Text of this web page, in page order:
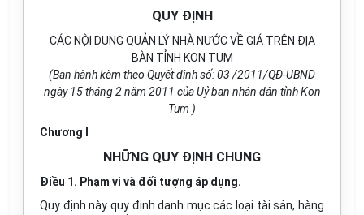
QUY ĐỊNH
CÁC NỘI DUNG QUẢN LÝ NHÀ NƯỚC VỀ GIÁ TRÊN ĐỊA
BÀN TỈNH KON TUM
(Ban hành kèm theo Quyết định số: 03 /2011/QĐ-UBND
ngày 15 tháng 2 năm 2011 của Uỷ ban nhân dân tỉnh Kon
Tum )
Chương I
NHỮNG QUY ĐỊNH CHUNG
Điều 1. Phạm vi và đối tượng áp dụng.
Quy định này quy định danh mục các loại tài sản, hàng